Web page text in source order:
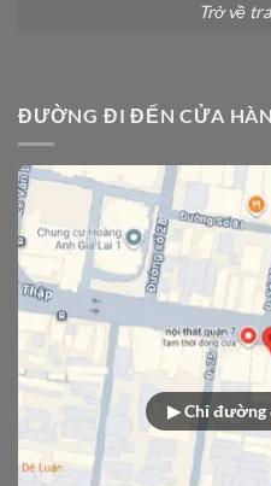
Trở về
ĐƯỜNG ĐI ĐẾN CỬA
▶ Chỉ đường